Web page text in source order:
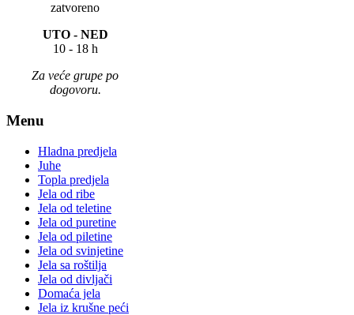
zatvoreno
UTO - NED
10 - 18 h
Za veće grupe po
dogovoru.
Menu
Hladna predjela
Juhe
Topla predjela
Jela od ribe
Jela od teletine
Jela od puretine
Jela od piletine
Jela od svinjetine
Jela sa roštilja
Jela od divljači
Domaća jela
Jela iz krušne peći